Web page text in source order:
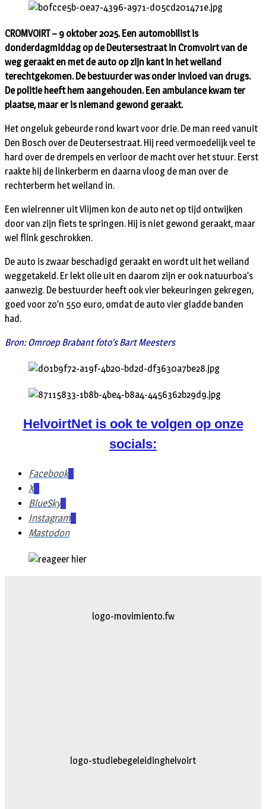
CROMVOIRT – 9 oktober 2025. Een automobilist is
donderdagmiddag op de Deutersestraat in Cromvoirt van de
weg geraakt en met de auto op zijn kant in het weiland
terechtgekomen. De bestuurder was onder invloed van drugs.
De politie heeft hem aangehouden. Een ambulance kwam ter
plaatse, maar er is niemand gewond geraakt.
Het ongeluk gebeurde rond kwart voor drie. De man reed vanuit
Den Bosch over de Deutersestraat. Hij reed vermoedelijk veel te
hard over de drempels en verloor de macht over het stuur. Eerst
raakte hij de linkerberm en daarna vloog de man over de
rechterberm het weiland in.
Een wielrenner uit Vlijmen kon de auto net op tijd ontwijken
door van zijn fiets te springen. Hij is niet gewond geraakt, maar
wel flink geschrokken.
De auto is zwaar beschadigd geraakt en wordt uit het weiland
weggetakeld. Er lekt olie uit en daarom zijn er ook natuurboa’s
aanwezig. De bestuurder heeft ook vier bekeuringen gekregen,
goed voor zo’n 550 euro, omdat de auto vier gladde banden
had.
Bron: Omroep Brabant foto’s Bart Meesters
HelvoirtNet is ook te volgen op onze
socials:
Facebook
X
BlueSky
Instagram
Mastodon
logo-movimiento.fw
logo-studiebegeleidinghelvoirt